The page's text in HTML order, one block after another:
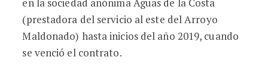
(prestadora del servicio al este del Arroyo
Maldonado) hasta inicios del año 2019, cuando
se venció el contrato.